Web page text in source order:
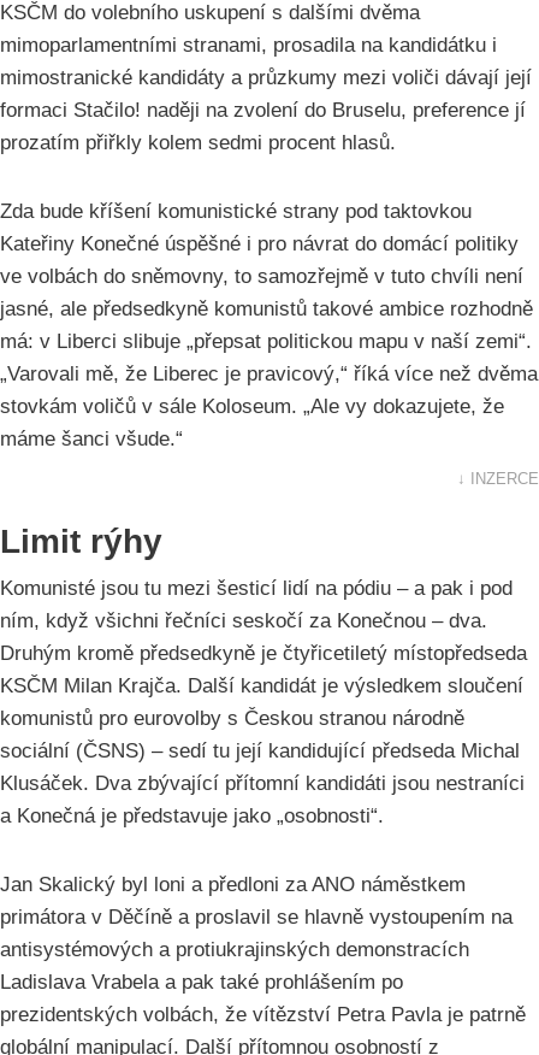
KSČM do volebního uskupení s dalšími dvěma
mimoparlamentními stranami, prosadila na kandidátku i
mimostranické kandidáty a průzkumy mezi voliči dávají její
formaci Stačilo! naději na zvolení do Bruselu, preference jí
prozatím přiřkly kolem sedmi procent hlasů.
Zda bude kříšení komunistické strany pod taktovkou
Kateřiny Konečné úspěšné i pro návrat do domácí politiky
ve volbách do sněmovny, to samozřejmě v tuto chvíli není
jasné, ale předsedkyně komunistů takové ambice rozhodně
má: v Liberci slibuje „přepsat politickou mapu v naší zemi“.
„Varovali mě, že Liberec je pravicový,“ říká více než dvěma
stovkám voličů v sále Koloseum. „Ale vy dokazujete, že
máme šanci všude.“
↓ INZERCE
Limit rýhy
Komunisté jsou tu mezi šesticí lidí na pódiu – a pak i pod
ním, když všichni řečníci seskočí za Konečnou – dva.
Druhým kromě předsedkyně je čtyřicetiletý místopředseda
KSČM Milan Krajča. Další kandidát je výsledkem sloučení
komunistů pro eurovolby s Českou stranou národně
sociální (ČSNS) – sedí tu její kandidující předseda Michal
Klusáček. Dva zbývající přítomní kandidáti jsou nestraníci
a Konečná je představuje jako „osobnosti“.
Jan Skalický byl loni a předloni za ANO náměstkem
primátora v Děčíně a proslavil se hlavně vystoupením na
antisystémových a protiukrajinských demonstracích
Ladislava Vrabela a pak také prohlášením po
prezidentských volbách, že vítězství Petra Pavla je patrně
globální manipulací. Další přítomnou osobností z